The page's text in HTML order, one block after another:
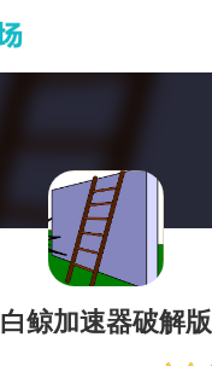
白鲸加速器破解版